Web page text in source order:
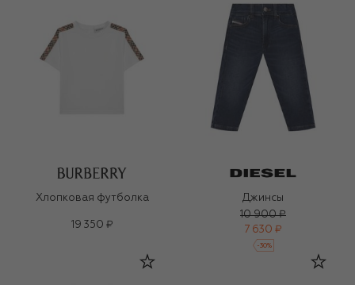
Хлопковая футболка
19 350 ₽
Джинсы
10 900 ₽
7 630 ₽
-30%